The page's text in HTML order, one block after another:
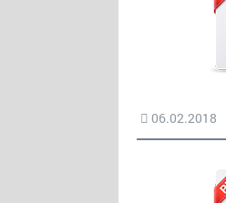
06.02.2018